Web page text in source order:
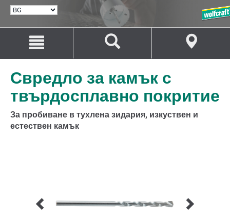
ИЗБИРАНЕ
ЕЗИК
Преминаване
съдържанието
Преминаване
навигацията
Свредло за камък с
твърдосплавно покритие
За пробиване в тухлена зидария, изкуствен и
естествен камък